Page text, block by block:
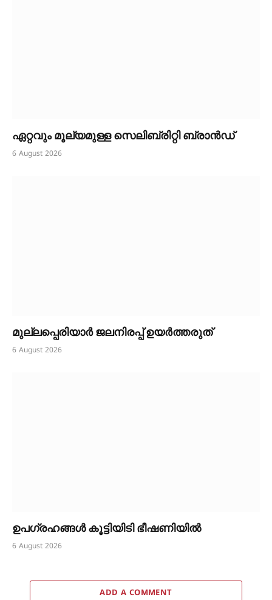
ഏറ്റവും മൂല്യമുള്ള സെലിബ്രിറ്റി ബ്രാൻഡ്
6 August 2026
മുല്ലപ്പെരിയാർ ജലനിരപ്പ് ഉയർത്തരുത്
6 August 2026
ഉപഗ്രഹങ്ങൾ കൂട്ടിയിടി ഭീഷണിയിൽ
6 August 2026
ADD A COMMENT